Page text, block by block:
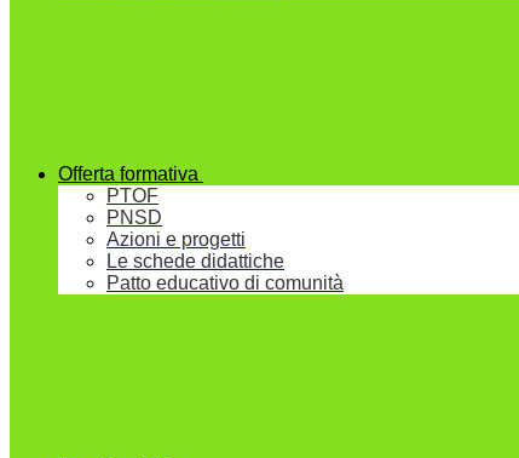
Offerta formativa
PTOF
PNSD
Azioni e progetti
Le schede didattiche
Patto educativo di comunità